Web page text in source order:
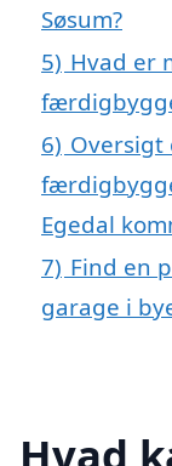
Søsum?
5) Hvad er
6) Oversigt
Egedal
7) Find en
garage i
Hvad